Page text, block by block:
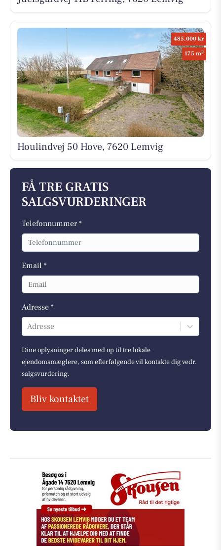
485.000 kr
175 m2
Houlindvej 50 Hove, 7620 Lemvig
FÅ TRE GRATIS
SALGSVURDERINGER
Telefonnummer *
Email *
Adresse *
Adresse
Dine oplysninger deles med op til tre lokale
ejendomsmæglere, som efterfølgende vil kontakte dig vedr.
salgsvurdering.
Bliv kontaktet